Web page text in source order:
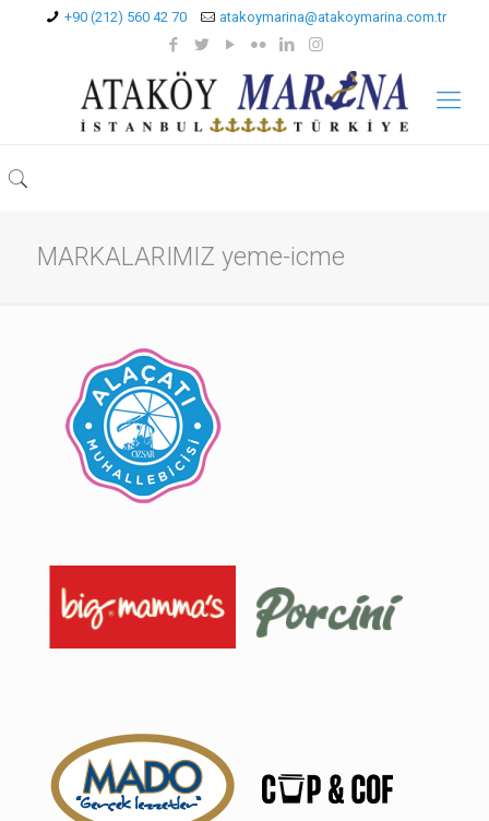
+90 (212) 560 42 70 atakoymarina@atakoymarina.com.tr
MARKALARIMIZ yeme-icme